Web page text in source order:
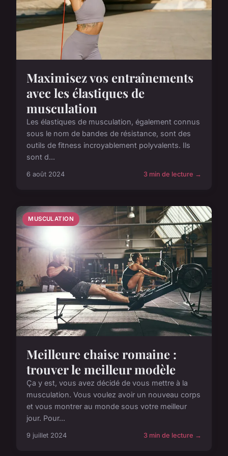
Maximisez vos entraînements
avec les élastiques de
musculation
Les élastiques de musculation, également connus
sous le nom de bandes de résistance, sont des
outils de fitness incroyablement polyvalents. Ils
sont d...
6 août 2024 3 min de lecture →
MUSCULATION
Meilleure chaise romaine :
trouver le meilleur modèle
Ça y est, vous avez décidé de vous mettre à la
musculation. Vous voulez avoir un nouveau corps
et vous montrer au monde sous votre meilleur
jour. Pour...
9 juillet 2024 3 min de lecture →